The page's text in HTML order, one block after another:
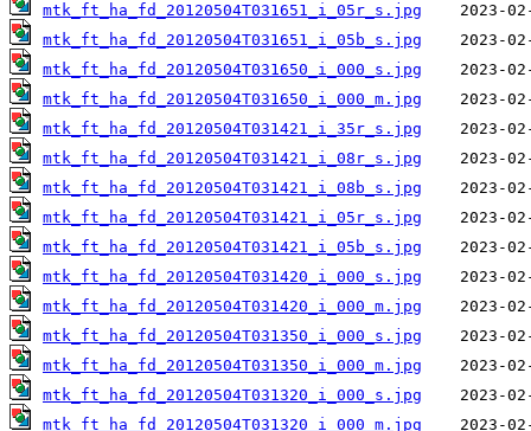
mtk_ft_ha_fd_20120504T031651_i_05r_s.jpg
mtk_ft_ha_fd_20120504T031651_i_05b_s.jpg
mtk_ft_ha_fd_20120504T031650_i_000_s.jpg
mtk_ft_ha_fd_20120504T031650_i_000_m.jpg
mtk_ft_ha_fd_20120504T031421_i_35r_s.jpg
mtk_ft_ha_fd_20120504T031421_i_08r_s.jpg
mtk_ft_ha_fd_20120504T031421_i_08b_s.jpg
mtk_ft_ha_fd_20120504T031421_i_05r_s.jpg
mtk_ft_ha_fd_20120504T031421_i_05b_s.jpg
mtk_ft_ha_fd_20120504T031420_i_000_s.jpg
mtk_ft_ha_fd_20120504T031420_i_000_m.jpg
mtk_ft_ha_fd_20120504T031350_i_000_s.jpg
mtk_ft_ha_fd_20120504T031350_i_000_m.jpg
mtk_ft_ha_fd_20120504T031320_i_000_s.jpg
mtk_ft_ha_fd_20120504T031320_i_000_m.jpg